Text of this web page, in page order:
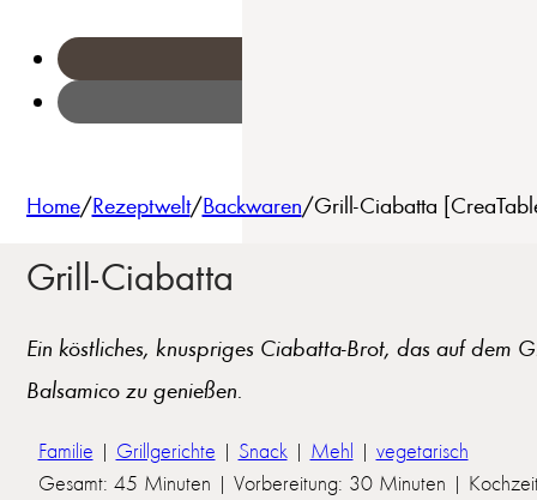
Home/Rezeptwelt/Backwaren/Grill-Ciabatta
Grill-Ciabatta
Ein köstliches, knuspriges Ciabatta-Brot, das auf dem
Balsamico zu genießen.
Familie | Grillgerichte | Snack| Mehl | vegetarisch
Gesamt: 45 Minuten | Vorbereitung: 30 Minuten |